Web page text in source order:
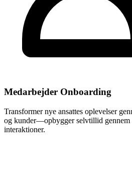
Medarbejder Onboarding
Transformer nye ansattes oplevelser
og kunder—opbygger selvtillid gennem
interaktioner.